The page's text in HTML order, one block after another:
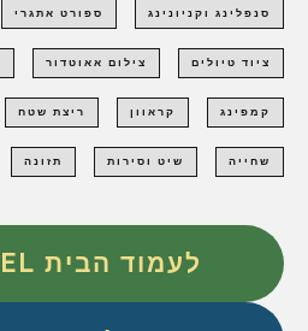
סנפלינג וקניונינג ספורט אתגרי
ציוד טיולים צילום אאוטדור
קמפינג קראוון ריצת שטח
שחייה שיט וסירות תזונה
לעמוד הבית OUTPANEL